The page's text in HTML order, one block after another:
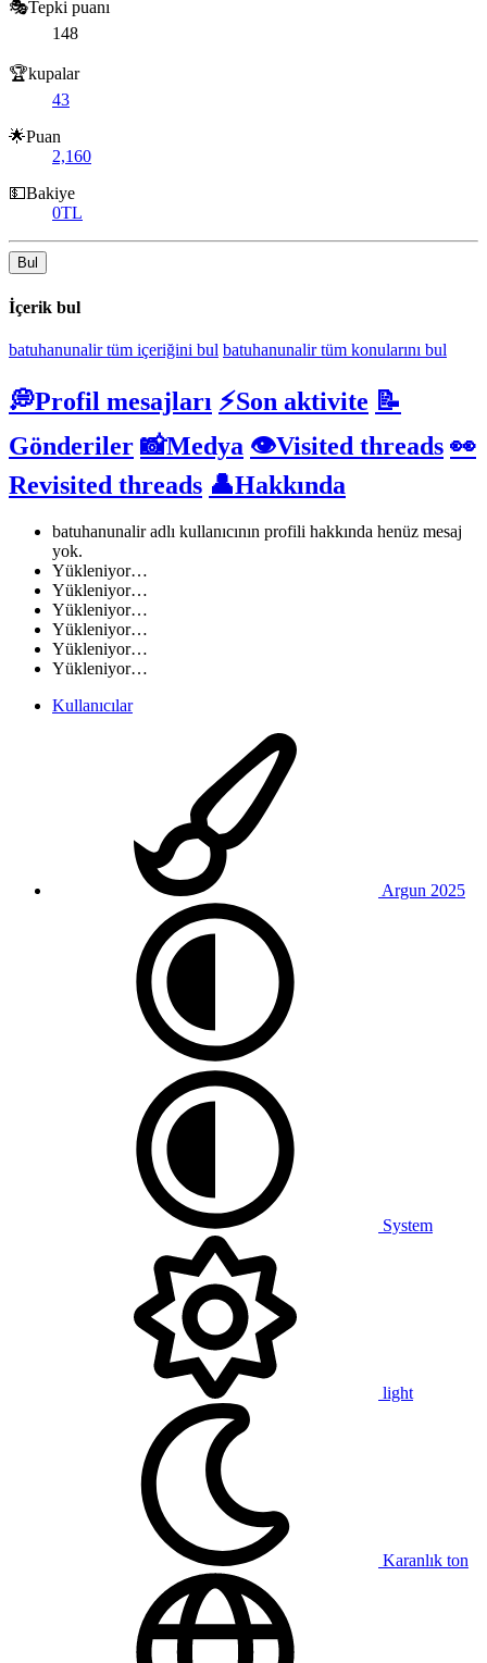
🎭Tepki puanı
148
🏆kupalar
43
🌟Puan
2,160
💵Bakiye
0TL
Bul
İçerik bul
batuhanunalir tüm içeriğini bul batuhanunalir tüm konularını bul
💭Profil mesajları ⚡Son aktivite 📝
Gönderiler 📸Medya 👁️Visited threads 👀
Revisited threads 👤Hakkında
batuhanunalir adlı kullanıcının profili hakkında henüz mesaj
yok.
Yükleniyor…
Yükleniyor…
Yükleniyor…
Yükleniyor…
Yükleniyor…
Yükleniyor…
Kullanıcılar
Argun 2025
System
light
Karanlık ton